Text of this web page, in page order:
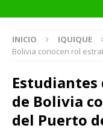
INICIO IQUIQUE
Bolivia conocen rol
Estudiantes
de Bolivia
del Puerto